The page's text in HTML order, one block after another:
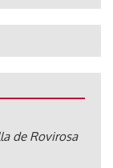
de Rovirosa